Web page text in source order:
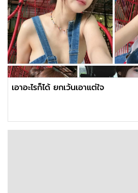
เอาอะไรก็ได้ ยกเว้นเอาแต่ใจ